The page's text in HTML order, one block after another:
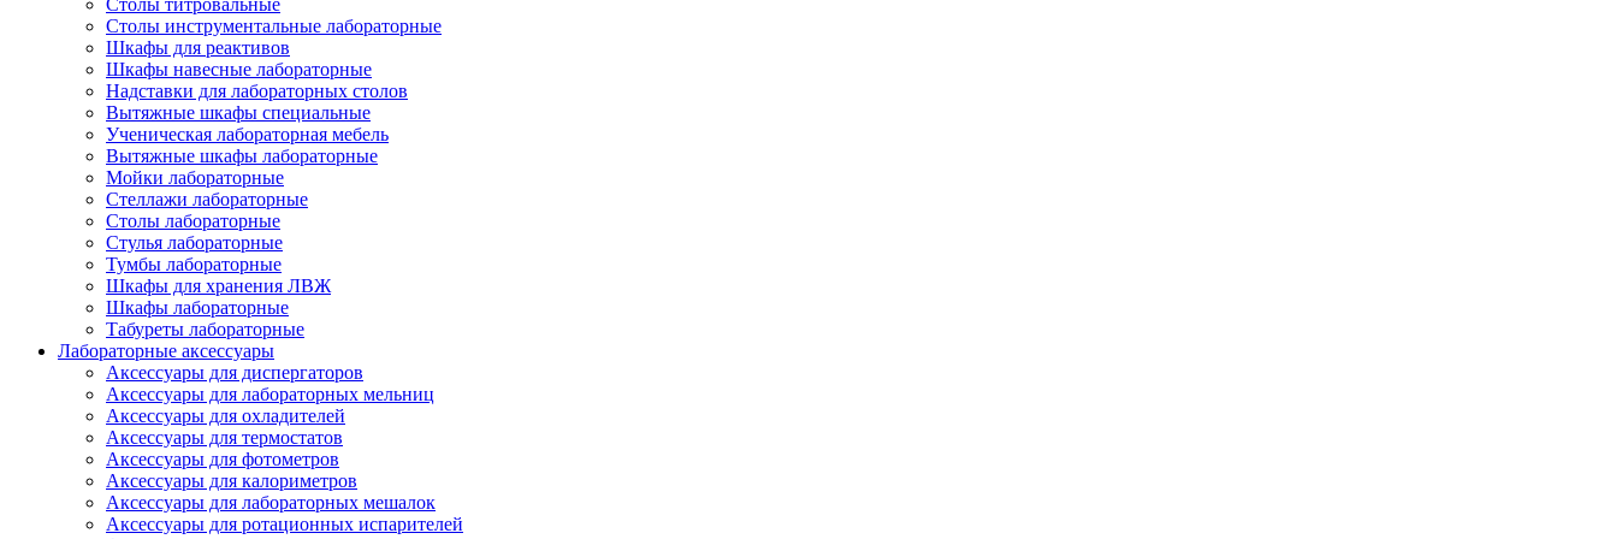
Столы титровальные
Столы инструментальные лабораторные
Шкафы для реактивов
Шкафы навесные лабораторные
Надставки для лабораторных столов
Вытяжные шкафы специальные
Ученическая лабораторная мебель
Вытяжные шкафы лабораторные
Мойки лабораторные
Стеллажи лабораторные
Столы лабораторные
Стулья лабораторные
Тумбы лабораторные
Шкафы для хранения ЛВЖ
Шкафы лабораторные
Табуреты лабораторные
Лабораторные аксессуары
Аксессуары для диспергаторов
Аксессуары для лабораторных мельниц
Аксессуары для охладителей
Аксессуары для термостатов
Аксессуары для фотометров
Аксессуары для калориметров
Аксессуары для лабораторных мешалок
Аксессуары для ротационных испарителей